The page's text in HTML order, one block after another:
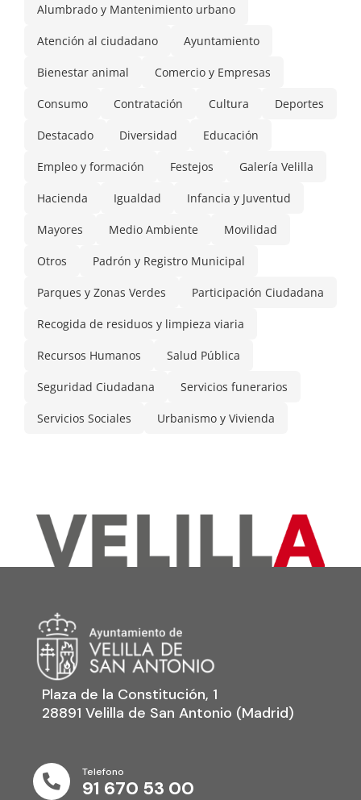
Alumbrado y Mantenimiento urbano
Atención al ciudadano Ayuntamiento
Bienestar animal Comercio y Empresas
Consumo Contratación Cultura Deportes
Destacado Diversidad Educación
Empleo y formación Festejos Galería Velilla
Hacienda Igualdad Infancia y Juventud
Mayores Medio Ambiente Movilidad
Otros Padrón y Registro Municipal
Parques y Zonas Verdes Participación Ciudadana
Recogida de residuos y limpieza viaria
Recursos Humanos Salud Pública
Seguridad Ciudadana Servicios funerarios
Servicios Sociales Urbanismo y Vivienda
Plaza de la Constitución, 1
28891 Velilla de San Antonio (Madrid)

Telefono
91 670 53 00